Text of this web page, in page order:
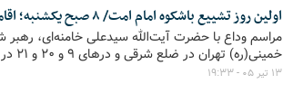
اولین روز تشییع باشکوه امام امت/ ۸ صبح یکشنبه؛ اقامه نماز بر پیکر رهبر شهید
خمینی(ره) تهران در ضلع شرقی و درهای ۹ و ۲۰ و ۲۱ در ضلع شمالی آغاز و تا شامگاه فردا (یکشنبه) ادامه خواهد داشت.
۱۳ تیر ۰۵ - ۱۹:۳۳